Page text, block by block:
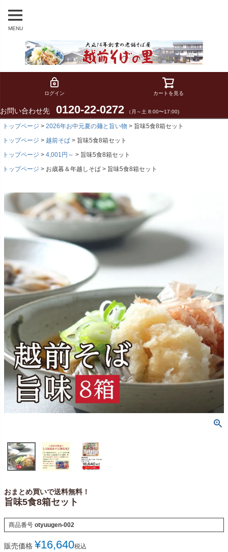
MENU
ログイン カートを見る
お問い合わせ先 0120-22-0272 （月～土 8:00〜17:00)
トップページ 2026年お中元夏の麺と旨い物
旨味5食8箱セット
トップページ
越前そば
旨味5食8箱セット
トップページ
4,001円～
旨味5食8箱セット
トップページ
お歳暮＆年越しそば 旨味5食8箱セット
おまとめ買いで送料無料！
旨味5食8箱セット
商品番号 otyuugen-002
販売価格 ¥16,640税込